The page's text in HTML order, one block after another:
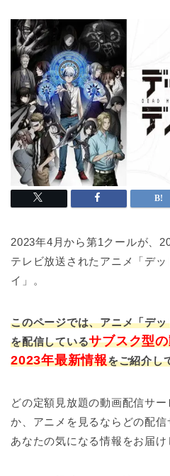
2023年4月から第1クールが、
テレビ放送されたアニメ「デ
イ」。
このページでは、アニメ「デ
を配信しているサブスク型
2023年最新情報をご紹介し
どの定額見放題の動画配信サ
か、アニメを見るならどの配信
あなたの気になる情報をお届け